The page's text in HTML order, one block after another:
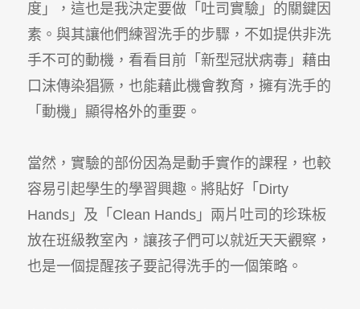
度」，這也是我決定要做「吐司實驗」的關鍵因
素。與其讓他們練習洗手的步驟，不如提供非洗
手不可的動機，看看目前「新型冠狀病毒」藉由
口沫傳染猖獗，也能藉此機會教育，擁有洗手的
「動機」顯得格外的重要。
當然，實驗的部份因為是動手實作的課程，也較
容易引起學生的學習興趣。將貼好「Dirty
Hands」及「Clean Hands」兩片吐司的珍珠板
放在班級教室內，讓孩子們可以就近天天觀察，
也是一個提醒孩子要記得洗手的一個策略。